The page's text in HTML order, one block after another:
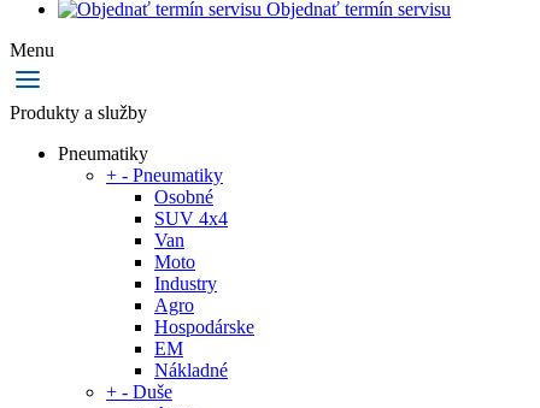
Objednať termín servisu
Menu
Produkty a služby
Pneumatiky
+ - Pneumatiky
Osobné
SUV 4x4
Van
Moto
Industry
Agro
Hospodárske
EM
Nákladné
+ - Duše